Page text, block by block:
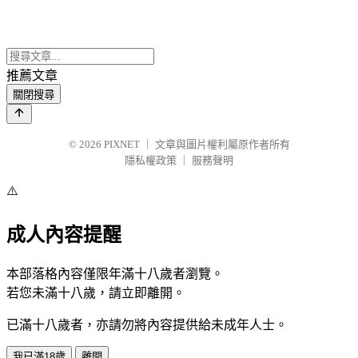
推薦文章
關閉搜尋
© 2026 PIXNET
文章與圖片權利屬原作者所有
隱私權政策
服務聲明
⚠️
成人內容提醒
本部落格內容僅限年滿十八歲者瀏覽。
若您未滿十八歲，請立即離開。
已滿十八歲者，亦請勿將內容提供給未成年人士。